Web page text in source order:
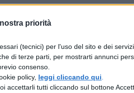
priorità
(tecnici) per l'uso del sito e dei
di terze parti, per mostrarti annunci
consenso.
policy, leggi cliccando qui
accettarli tutti cliccando sul bottone
il conte di Grantham
nella quale viene
faranno visita alla dimora.
altridipendenti del re
cosa affinché sia tutto